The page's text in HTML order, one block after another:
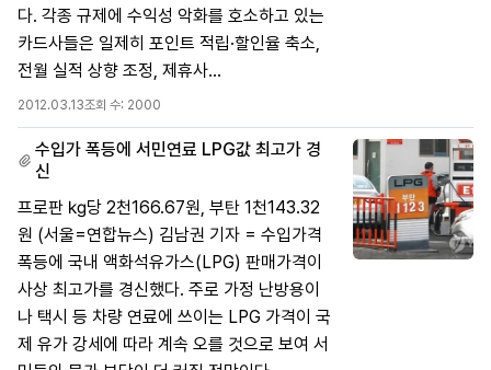
다. 각종 규제에 수익성 악화를 호소하고 있는
카드사들은 일제히 포인트 적립·할인율 축소,
전월 실적 상향 조정, 제휴사...
2012.03.13조회 수: 2000
수입가 폭등에 서민연료 LPG값 최고가 경
신
프로판 ㎏당 2천166.67원, 부탄 1천143.32
원 (서울=연합뉴스) 김남권 기자 = 수입가격
폭등에 국내 액화석유가스(LPG) 판매가격이
사상 최고가를 경신했다. 주로 가정 난방용이
나 택시 등 차량 연료에 쓰이는 LPG 가격이 국
제 유가 강세에 따라 계속 오를 것으로 보여 서